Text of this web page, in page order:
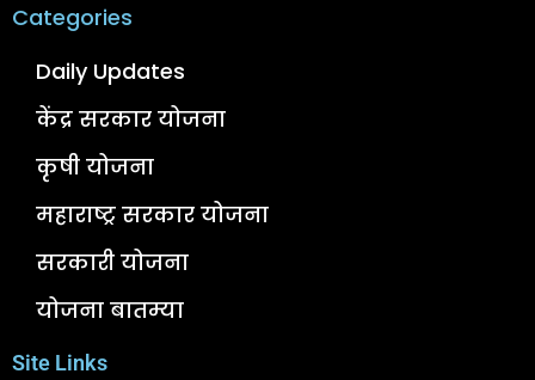
Categories
Daily Updates
केंद्र सरकार योजना
कृषी योजना
महाराष्ट्र सरकार योजना
सरकारी योजना
योजना बातम्या
Site Links